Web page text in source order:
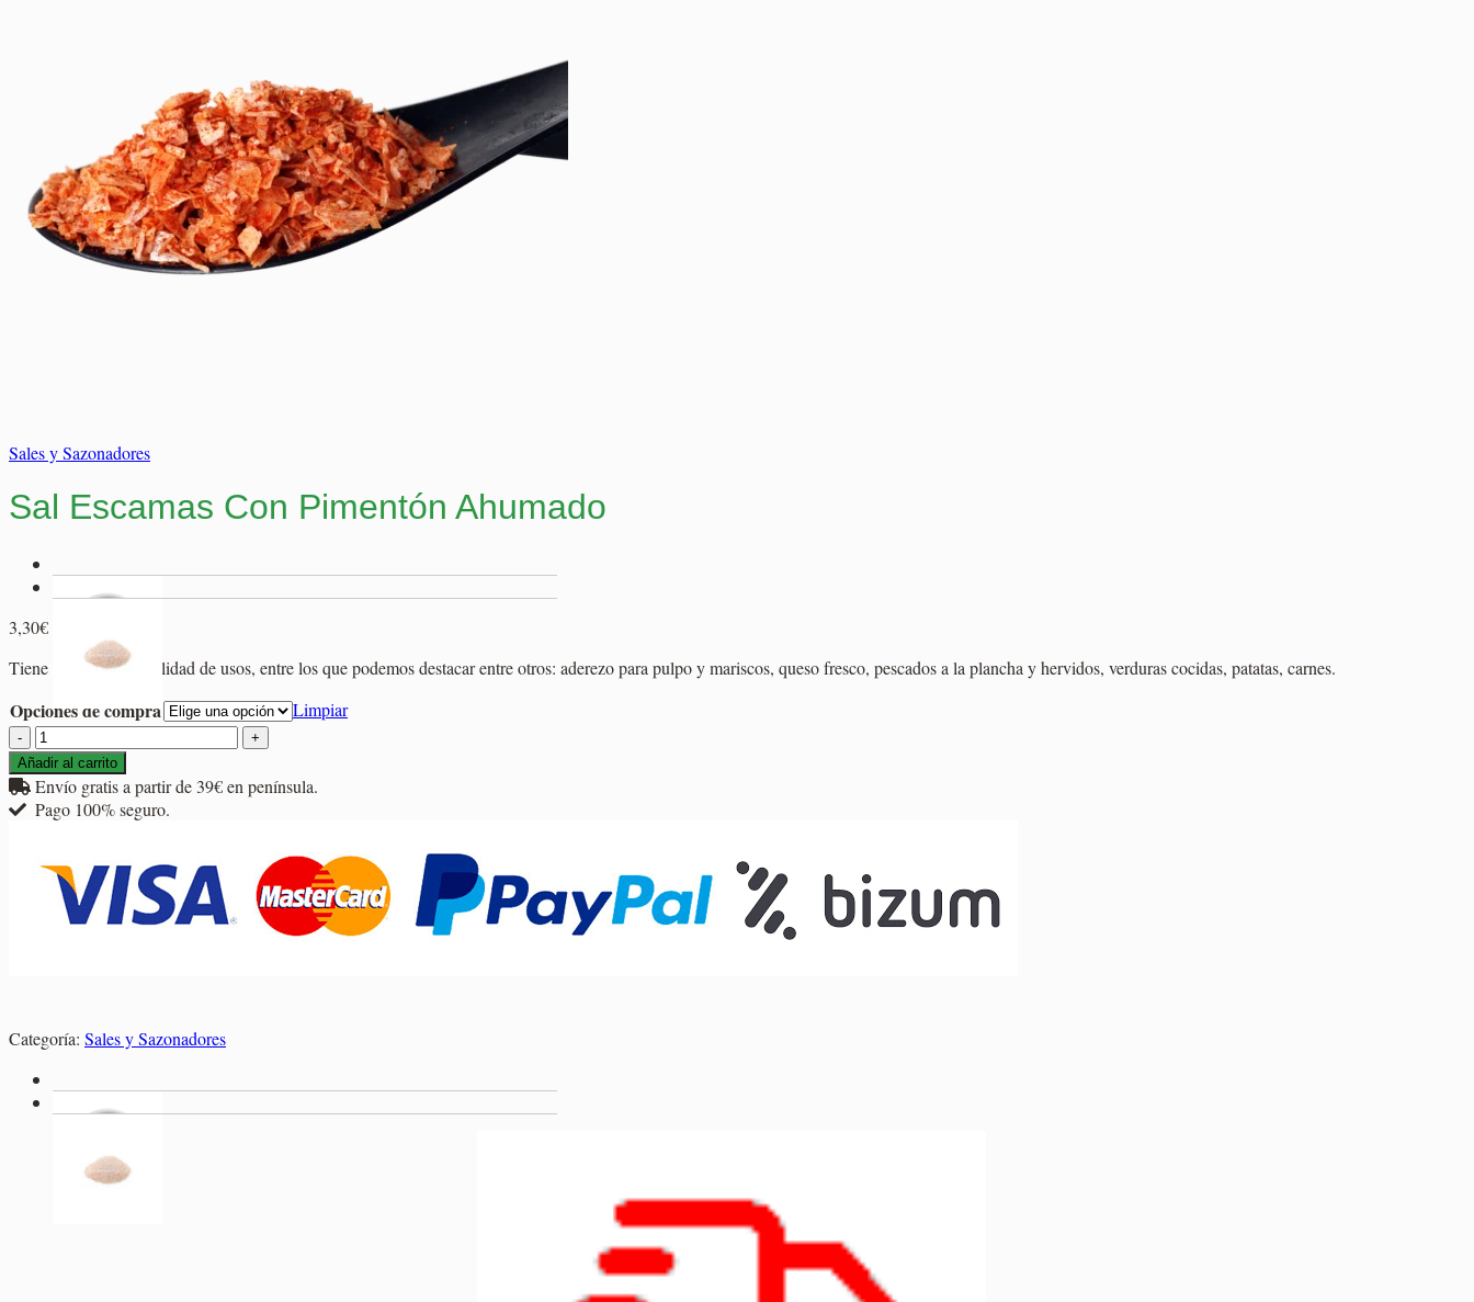
No hay productos en el carrito.
Volver a la tienda
No hay productos en el carrito.
Volver a la tienda
Sales y Sazonadores
Sal Escamas Con Pimentón Ahumado
3,30€
de
precios:
3,30€
16,45€
Tiene una gran versatilidad de usos, entre los que podemos destacar entre otros: aderezo para pulpo y mariscos, queso fresco, pescados a la plancha y hervidos, verduras cocidas, patatas, carnes.
Opciones de compra
Limpiar
Sal
Escamas
Con
Pimentón
Ahumado
Añadir al carrito
Envío gratis a partir de 39€ en península.
Pago 100% seguro.
Categoría: Sales y Sazonadores